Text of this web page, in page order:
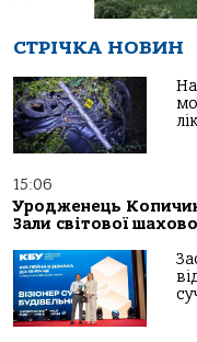
СТРІЧКА НОВИН
15:06
Уродженець
Зали світової